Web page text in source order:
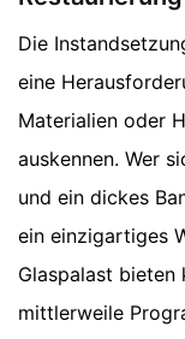
Die
eine
Materialien oder
auskennen. Wer
und ein dickes
ein einzigartiges
Glaspalast bieten
mittlerweile